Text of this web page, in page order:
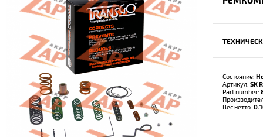
Состояние:
Артикул: SK
Part number:
Вес нетто: